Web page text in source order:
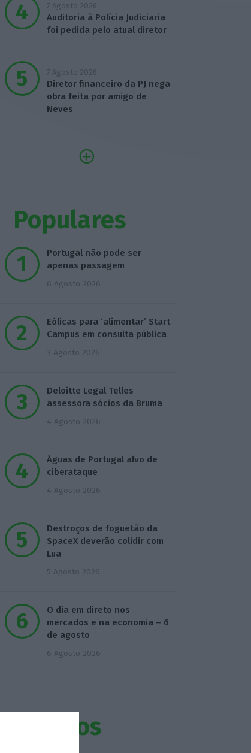
7 Agosto 2026
Auditoria à Polícia Judiciaria
foi pedida pelo atual diretor
7 Agosto 2026
Diretor financeiro da PJ nega
obra feita por amigo de
Neves
Populares
Portugal não pode ser
apenas passagem
6 Agosto 2026
Eólicas para ‘alimentar’ Start
Campus em consulta pública
3 Agosto 2026
Deloitte Legal Telles
assessora sócios da Bruma
4 Agosto 2026
Águas de Portugal alvo de
ciberataque
4 Agosto 2026
Destroços de foguetão da
SpaceX deverão colidir com
Lua
5 Agosto 2026
O dia em direto nos
mercados e na economia – 6
de agosto
6 Agosto 2026
Eventos